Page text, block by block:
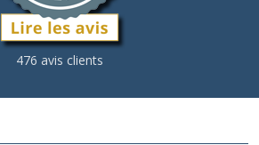
476 avis clients